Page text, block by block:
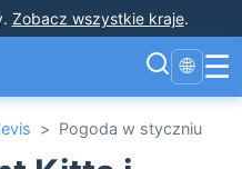
. Zobacz wszystkie kraje.
🌐 ☰
> Pogoda w styczniu